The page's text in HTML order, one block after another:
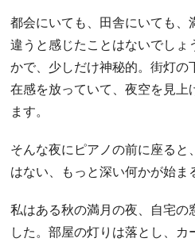
都会にいても、田舎にいても、
違うと感じたことはないでしょ
かで、少しだけ神秘的。街灯の
在感を放っていて、夜空を見上
ます。
そんな夜にピアノの前に座ると
はない、もっと深い何かが始ま
私はある秋の満月の夜、自宅の
した。部屋の灯りは落とし、カ